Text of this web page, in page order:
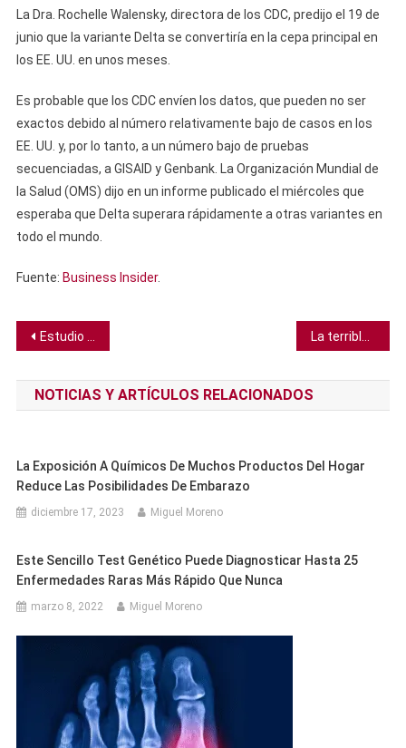
La Dra. Rochelle Walensky, directora de los CDC, predijo el 19 de
junio que la variante Delta se convertiría en la cepa principal en
los EE. UU. en unos meses.
Es probable que los CDC envíen los datos, que pueden no ser
exactos debido al número relativamente bajo de casos en los
EE. UU. y, por lo tanto, a un número bajo de pruebas
secuenciadas, a GISAID y Genbank. La Organización Mundial de
la Salud (OMS) dijo en un informe publicado el miércoles que
esperaba que Delta superara rápidamente a otras variantes en
todo el mundo.
Fuente: Business Insider.
Navegación
de
entradas
Estudio descarta la posibilidad de vida en las nubes de Venus
NOTICIAS Y ARTÍCULOS RELACIONADOS
La Exposición A Químicos De Muchos Productos Del Hogar
Reduce Las Posibilidades De Embarazo
diciembre 17, 2023 Miguel Moreno
Este Sencillo Test Genético Puede Diagnosticar Hasta 25
Enfermedades Raras Más Rápido Que Nunca
marzo 8, 2022 Miguel Moreno